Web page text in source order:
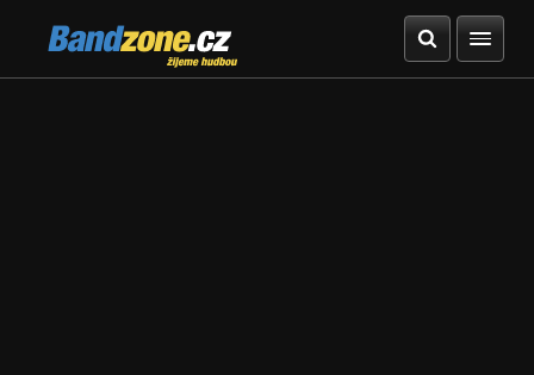
Bandzone.cz
žijeme hudbou